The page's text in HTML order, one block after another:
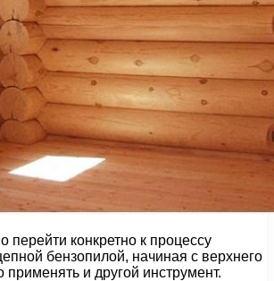
перейти конкретно к процессу
бензопилой, начиная с верхнего
и другой инструмент.